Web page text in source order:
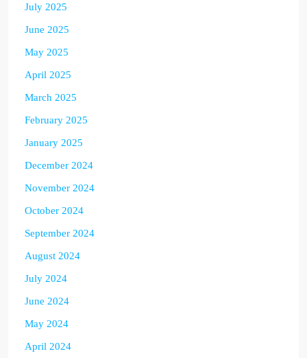
July 2025
June 2025
May 2025
April 2025
March 2025
February 2025
January 2025
December 2024
November 2024
October 2024
September 2024
August 2024
July 2024
June 2024
May 2024
April 2024